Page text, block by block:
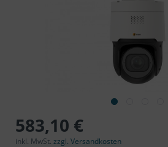
583,10 €
inkl. MwSt. zzgl. Versandkosten